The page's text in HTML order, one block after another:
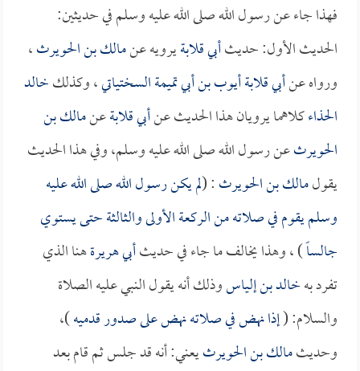
فهذا جاء عن رسول الله صلى الله عليه وسلم في حديثين:
الحديث الأول: حديثأبي قلابةيرويه عنمالك بن الحويرث،
ورواه عنأبي قلابةأيوب بن أبي تميمة السختياتي، وكذلكخالد
الحذاءكلاهما يرويان هذا الحديث عنأبي قلابةعنمالك بن
الحويرثعن رسول الله صلى الله عليه وسلم، وفي هذا الحديث
يقولمالك بن الحويرث: (لم يكن رسول الله صلى الله عليه
وسلم يقوم في صلاته من الركعة الأولى والثالثة حتى يستوي
جالساً) ، وهذا يخالف ما جاء في حديثأبي هريرةهنا الذي
تفرد بهخالد بن إلياسوذلك أنه يقول النبي عليه الصلاة
والسلام: (إذا نهض في صلاته نهض على صدور قدميه)،
وحديثمالك بن الحويرثيعني: أنه قد جلس ثم قام بعد